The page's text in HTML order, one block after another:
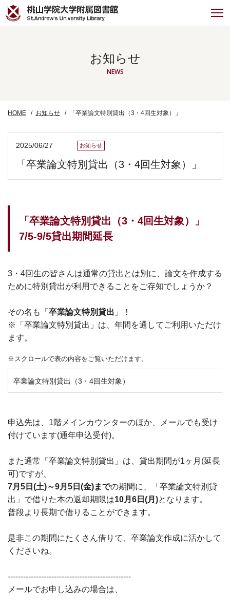
お知らせ
NEWS
HOME お知らせ 「卒業論文特別貸出（3・4回生対象）」
2025/06/27 お知らせ
「卒業論文特別貸出（3・4回生対象）」
「卒業論文特別貸出（3・4回生対象）」
7/5-9/5貸出期間延長
3・4回生の皆さんは通常の貸出とは別に、論文を作成する
ために特別貸出が利用できることをご存知でしょうか？
その名も「 卒業論文特別貸出 」！
※「卒業論文特別貸出」は、年間を通してご利用いただけ
ます。
※スクロールで表の内容をご覧いただけます。
卒業論文特別貸出（3・4回生対象）
申込先は、1階メインカウンターのほか、メールでも受け
付けています(通年申込受付)。
また通常「卒業論文特別貸出」は、貸出期間が1ヶ月(延長
可)ですが、
7月5日(土)～9月5日(金)までの期間に、「卒業論文特別貸
出」で借りた本の返却期限は10月6日(月)となります。
普段より長期で借りることができます。
是非この期間にたくさん借りて、卒業論文作成に活かして
くださいね。
------------------------------------------------
メールでお申し込みの場合は、